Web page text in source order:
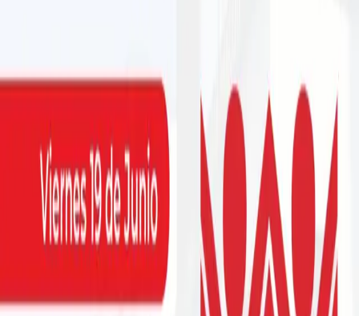
るために、 当該ワークショップに参加することができます。
3.- 出席確認の際、必要な方には送迎をさせていただきます。
このコースは 3 つの CEFORMA 本部で実施されることを考慮
しており、その目的は 各参加者は、各自の手段で移動して最
寄りの会場に到着することができます。 4.- 出席確認の締め切
りは、今年の 4 月 7 日火曜日となります。 ワークショップに
時間厳守でご出席いただき、また、出席と参加を確認していた
だきありがとうございます。 あなたに対応する本社となり、
以下の同僚がいます。 シラオ カリーナ 電話 462 187 0046 セ
ラヤ・ナイレア電話 462 188 2612 イラプアト クリスティーナ
電話 462 197 9594 このため、当社の名と代理人として、労働
者の許可を処理してください。 彼はその電話に応じることが
できるように給料を払った。 早速ですが、ご関心とご参加を